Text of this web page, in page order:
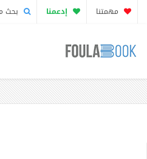
مهمتنا إدعمنا بحث